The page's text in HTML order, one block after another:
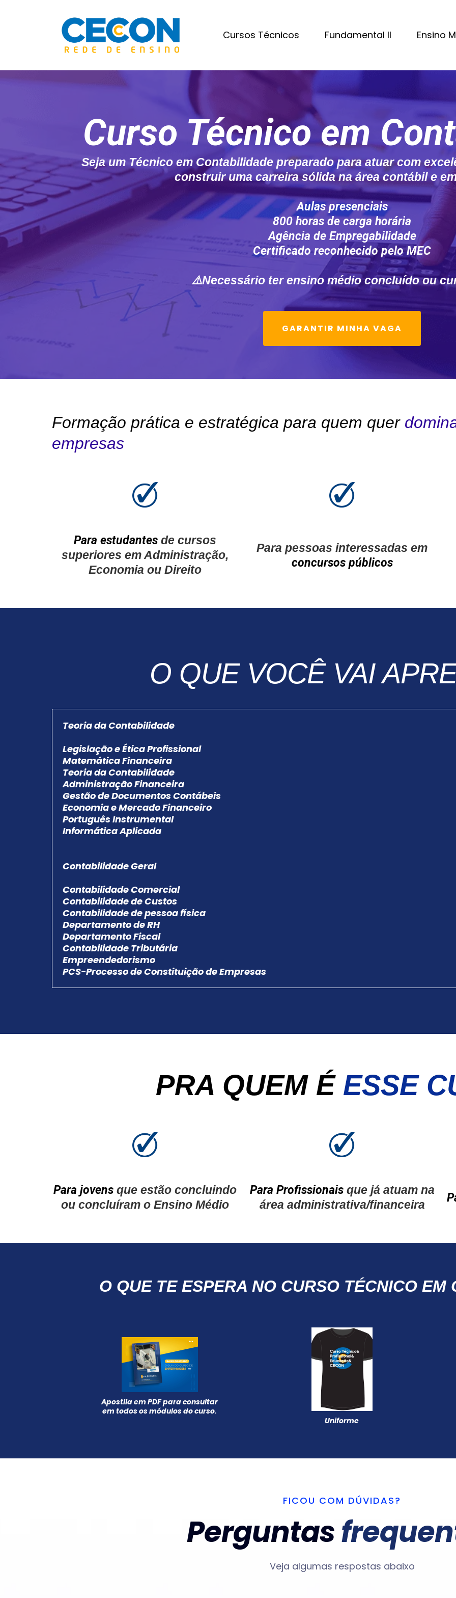
Cursos Técnicos Fundamental II Ensino
Curso Técnico em
Seja um Técnico em Contabilidade preparado para atuar com
construir uma carreira sólida na área contábil e
Aulas presenciais
800 horas de carga horária
Agência de Empregabilidade
Certificado reconhecido pelo MEC
⚠️Necessário ter ensino médio concluído ou
GARANTIR MINHA VAGA
Formação prática e estratégica para quem quer
empresas
Para estudantesde cursos
superiores em Administração,
Economia ou Direito
Para pessoas interessadas em
concursos públicos
O QUE VOCÊ VAI
Teoria da Contabilidade
Legislação e Ética Profissional
Matemática Financeira
Teoria da Contabilidade
Administração Financeira
Gestão de Documentos Contábeis
Economia e Mercado Financeiro
Português Instrumental
Informática Aplicada
Contabilidade Geral
Contabilidade Comercial
Contabilidade de Custos
Contabilidade de pessoa física
Departamento de RH
Departamento Fiscal
Contabilidade Tributária
Empreendedorismo
PCS-Processo de Constituição de Empresas
PRA QUEM É ESSE
Para jovens que estão concluindo
ou concluíram o Ensino Médio
Para Profissionaisque já atuam na
área administrativa/financeira
O QUE TE ESPERA NO CURSO TÉCNICO EM
Apostila em PDF para consultar
em todos os módulos do curso.
Uniforme
FICOU COM DÚVIDAS?
Perguntas
Veja algumas respostas abaixo